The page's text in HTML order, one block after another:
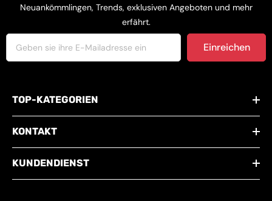
Neuankömmlingen, Trends, exklusiven Angeboten und mehr
erfährt.
Einreichen
TOP-KATEGORIEN
KONTAKT
KUNDENDIENST